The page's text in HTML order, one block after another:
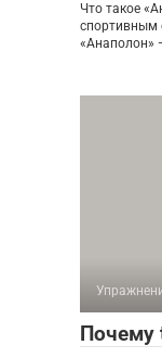
Что такое
спортивным
«Анаполон»
Почему